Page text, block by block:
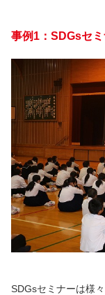
事例1：SDGsセ
SDGsセミナーは様